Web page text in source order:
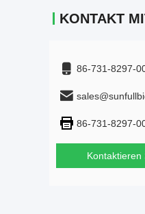
KONTAKT
86-731-8297-
86-731-8297-
Kontaktieren